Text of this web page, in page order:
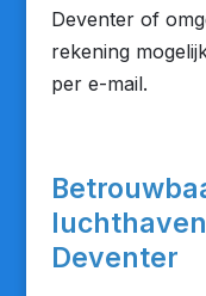
Deventer of
rekening
per e-mail.
Deventer